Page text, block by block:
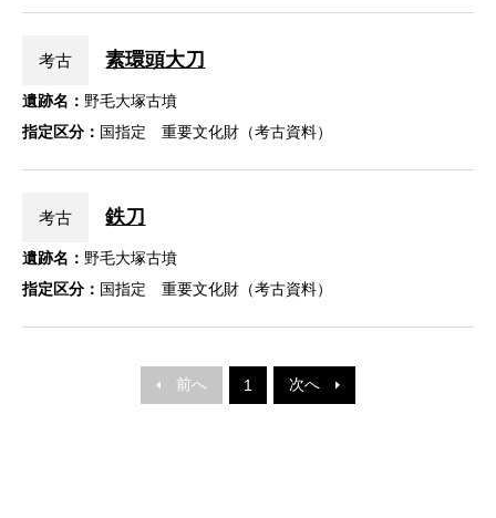
考古 素環頭大刀
遺跡名： 野毛大塚古墳
指定区分： 国指定 重要文化財（考古資料）
考古 鉄刀
遺跡名： 野毛大塚古墳
指定区分： 国指定 重要文化財（考古資料）
前へ 1 次へ